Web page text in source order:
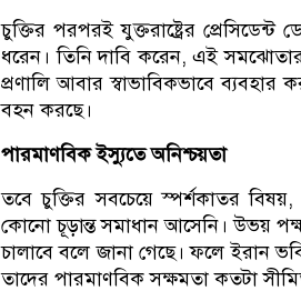
চুক্তির পরপরই যুক্তরাষ্ট্রের
ধরেন। তিনি দাবি করেন, এই
প্রণালি আবার স্বাভাবিকভাবে ব্যবহার
বহন করছে।
পারমাণবিক ইস্যুতে অনিশ্চয়তা
তবে চুক্তির সবচেয়ে স্পর্শকাতর
কোনো চূড়ান্ত সমাধান আসেনি। উভয়
চালাবে বলে জানা গেছে। ফলে ইরান
তাদের পারমাণবিক সক্ষমতা কতটা